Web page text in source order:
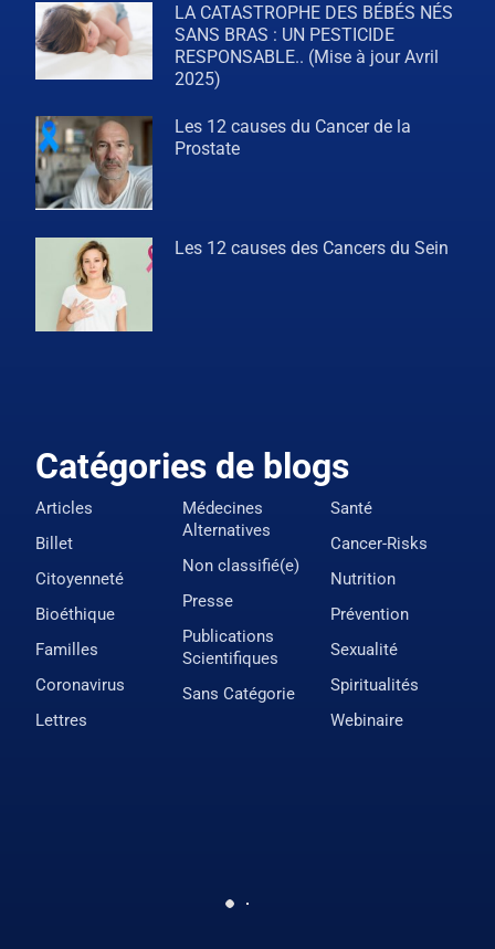
LA CATASTROPHE DES BÉBÉS NÉS
SANS BRAS : UN PESTICIDE
RESPONSABLE.. (Mise à jour Avril
2025)
Les 12 causes du Cancer de la
Prostate
Les 12 causes des Cancers du Sein
Catégories de blogs
Articles
Billet
Citoyenneté
Bioéthique
Familles
Coronavirus
Lettres
Médecines
Alternatives
Non classifié(e)
Presse
Publications
Scientifiques
Sans Catégorie
Santé
Cancer-Risks
Nutrition
Prévention
Sexualité
Spiritualités
Webinaire